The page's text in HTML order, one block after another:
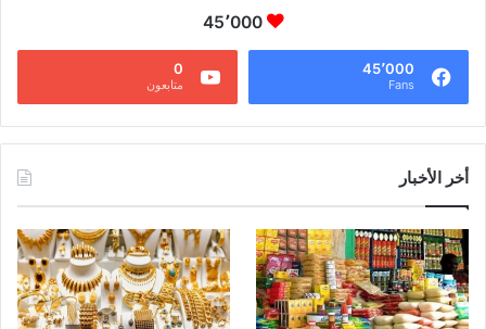
45٬000
45٬000
Fans
0
متابعون
أخر الأخبار